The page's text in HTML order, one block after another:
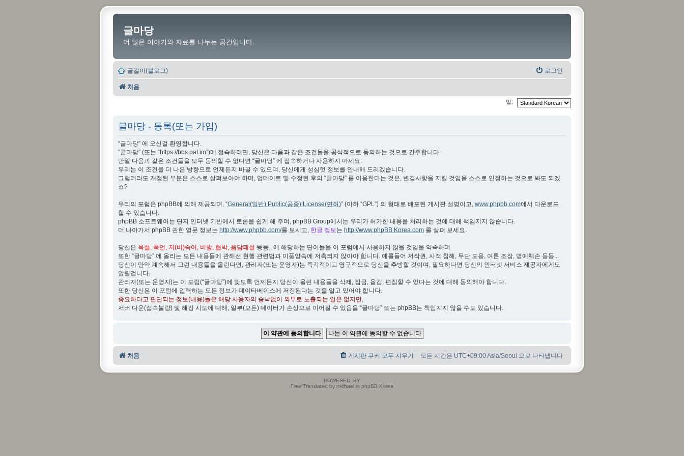
글마당
더 많은 이야기와 자료를 나누는 공간입니다.
글걸이(블로그) 로그인
처음
말:
글마당 - 등록(또는 가입)
“글마당” 에 오신걸 환영합니다.
“글마당” (또는 “https://bbs.pat.im”)에 접속하려면, 당신은 다음과 같은 조건들을 공식적으로 동의하는 것으로 간주합니다.
만일 다음과 같은 조건들을 모두 동의할 수 없다면 “글마당” 에 접속하거나 사용하지 마세요.
우리는 이 조건을 더 나은 방향으로 언제든지 바꿀 수 있으며, 당신에게 성심껏 정보를 안내해 드리겠습니다.
그렇더라도 개정된 부분은 스스로 살펴보아야 하며, 업데이트 및 수정된 후의 “글마당” 를 이용한다는 것은, 변경사항을 지킬 것임을 스스로 인정하는 것으로 봐도 되겠
죠?
우리의 포럼은 phpBB에 의해 제공되며, “General(일반) Public(공중) License(면허)” (이하 “GPL”) 의 형태로 배포된 게시판 설명이고, www.phpbb.com에서 다운로드
할 수 있습니다.
phpBB 소프트웨어는 단지 인터넷 기반에서 토론을 쉽게 해 주며, phpBB Group에서는 우리가 허가한 내용을 처리하는 것에 대해 책임지지 않습니다.
더 나아가서 phpBB 관한 영문 정보는 http://www.phpbb.com/를 보시고, 한글 정보는 http://www.phpBB Korea.com 를 살펴 보세요.
당신은 욕설, 폭언, 저(비)속어, 비방, 협박, 음담패설 등등.. 에 해당하는 단어들을 이 포럼에서 사용하지 않을 것임을 약속하며
또한 “글마당” 에 올리는 모든 내용들에 관해선 현행 관련법과 미풍양속에 저촉되지 않아야 합니다. 예를들어 저작권, 사적 침해, 무단 도용, 여론 조장, 명예훼손 등등...
당신이 만약 계속해서 그런 내용들을 올린다면, 관리자(또는 운영자)는 즉각적이고 영구적으로 당신을 추방할 것이며, 필요하다면 당신의 인터넷 서비스 제공자에게도
알릴겁니다.
관리자(또는 운영자)는 이 포럼(“글마당”)에 맞도록 언제든지 당신이 올린 내용들을 삭제, 잠금, 옮김, 편집할 수 있다는 것에 대해 동의해야 합니다.
또한 당신은 이 포럼에 입력하는 모든 정보가 데이타베이스에 저장된다는 것을 알고 있어야 합니다.
중요하다고 판단되는 정보(내용)들은 해당 사용자의 승낙없이 외부로 노출되는 일은 없지만,
서버 다운(접속불량) 및 해킹 시도에 대해, 일부(모든) 데이터가 손상으로 이어질 수 있음을 “글마당” 또는 phpBB는 책임지지 않을 수도 있습니다.
처음 모든 시간은 UTC+09:00 Asia/Seoul 으로 나타냅니다
게시판 쿠키 모두 지우기
POWERED_BY
Free Translated by michael in phpBB Korea